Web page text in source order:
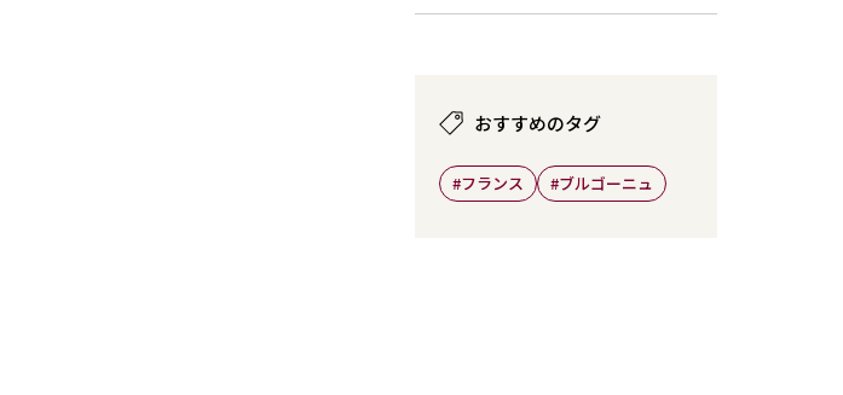
おすすめのタグ
#フランス #ブルゴーニュ